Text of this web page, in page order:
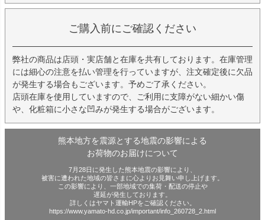
ご購入前にご確認ください
弊社の商品は店頭・実店舗と在庫を共有しております。在庫管理
には細心の注意を払い管理を行っていますが、注文確定後に欠品
が発生する場合もございます。予めご了承ください。
店頭在庫を使用していますので、ご利用に支障がない細かい傷
や、化粧箱に小さな凹みが発生する場合がございます。
熊本地方を震源とする地震の影響による
お荷物のお届けについて
7月28日に発生した熊本地震の影響により、
被害に遭われた地域の皆さまに心よりお見舞い申し上げます。
この影響により、一部地域での集荷・配送の停止や
遅延が発生しております。
詳しくはヤマト運輸HPをご確認ください。
https://www.yamato-hd.co.jp/important/info_260728_2.html